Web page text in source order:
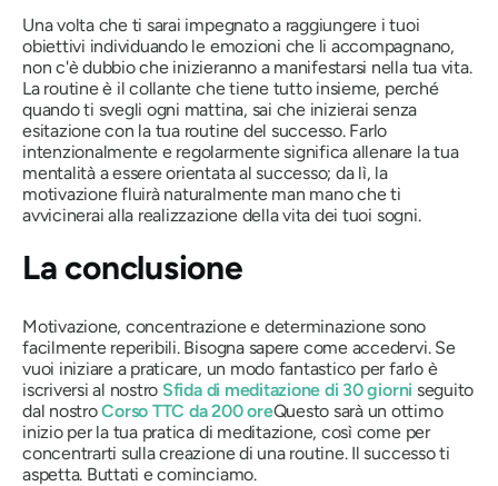
Una volta che ti sarai impegnato a raggiungere i tuoi
obiettivi individuando le emozioni che li accompagnano,
non c'è dubbio che inizieranno a manifestarsi nella tua vita.
La routine è il collante che tiene tutto insieme, perché
quando ti svegli ogni mattina, sai che inizierai senza
esitazione con la tua routine del successo. Farlo
intenzionalmente e regolarmente significa allenare la tua
mentalità a essere orientata al successo; da lì, la
motivazione fluirà naturalmente man mano che ti
avvicinerai alla realizzazione della vita dei tuoi sogni.
La conclusione
Motivazione, concentrazione e determinazione sono
facilmente reperibili. Bisogna sapere come accedervi. Se
vuoi iniziare a praticare, un modo fantastico per farlo è
iscriversi al nostro Sfida di meditazione di 30 giorni seguito
dal nostroCorso TTC da 200 oreQuesto sarà un ottimo
inizio per la tua pratica di meditazione, così come per
concentrarti sulla creazione di una routine. Il successo ti
aspetta. Buttati e cominciamo.